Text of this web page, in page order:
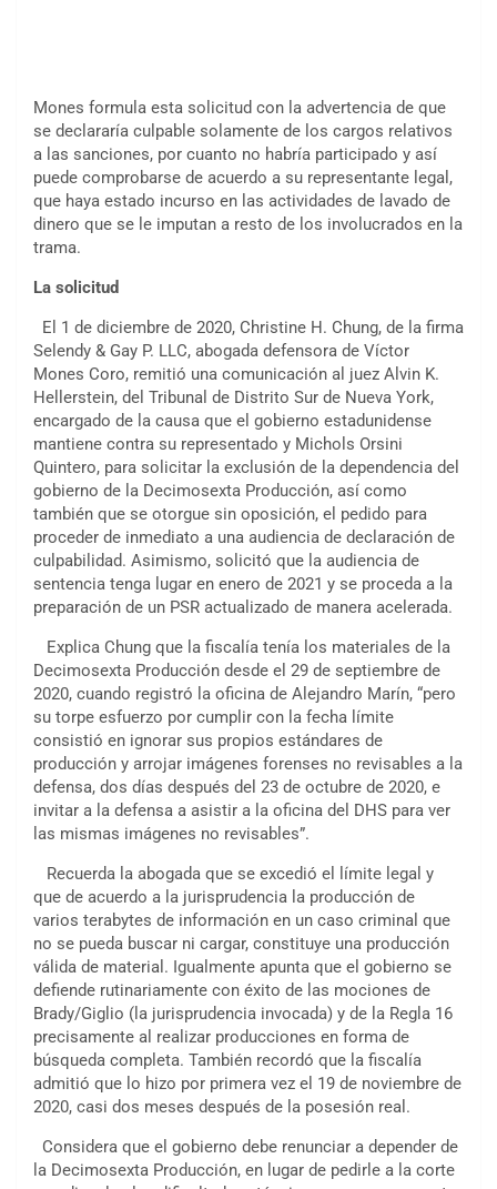
Mones formula esta solicitud con la advertencia de que
se declararía culpable solamente de los cargos relativos
a las sanciones, por cuanto no habría participado y así
puede comprobarse de acuerdo a su representante legal,
que haya estado incurso en las actividades de lavado de
dinero que se le imputan a resto de los involucrados en la
trama.
La solicitud
El 1 de diciembre de 2020, Christine H. Chung, de la firma
Selendy & Gay P. LLC, abogada defensora de Víctor
Mones Coro, remitió una comunicación al juez Alvin K.
Hellerstein, del Tribunal de Distrito Sur de Nueva York,
encargado de la causa que el gobierno estadunidense
mantiene contra su representado y Michols Orsini
Quintero, para solicitar la exclusión de la dependencia del
gobierno de la Decimosexta Producción, así como
también que se otorgue sin oposición, el pedido para
proceder de inmediato a una audiencia de declaración de
culpabilidad. Asimismo, solicitó que la audiencia de
sentencia tenga lugar en enero de 2021 y se proceda a la
preparación de un PSR actualizado de manera acelerada.
Explica Chung que la fiscalía tenía los materiales de la
Decimosexta Producción desde el 29 de septiembre de
2020, cuando registró la oficina de Alejandro Marín, “pero
su torpe esfuerzo por cumplir con la fecha límite
consistió en ignorar sus propios estándares de
producción y arrojar imágenes forenses no revisables a la
defensa, dos días después del 23 de octubre de 2020, e
invitar a la defensa a asistir a la oficina del DHS para ver
las mismas imágenes no revisables”.
Recuerda la abogada que se excedió el límite legal y
que de acuerdo a la jurisprudencia la producción de
varios terabytes de información en un caso criminal que
no se pueda buscar ni cargar, constituye una producción
válida de material. Igualmente apunta que el gobierno se
defiende rutinariamente con éxito de las mociones de
Brady/Giglio (la jurisprudencia invocada) y de la Regla 16
precisamente al realizar producciones en forma de
búsqueda completa. También recordó que la fiscalía
admitió que lo hizo por primera vez el 19 de noviembre de
2020, casi dos meses después de la posesión real.
Considera que el gobierno debe renunciar a depender de
la Decimosexta Producción, en lugar de pedirle a la corte